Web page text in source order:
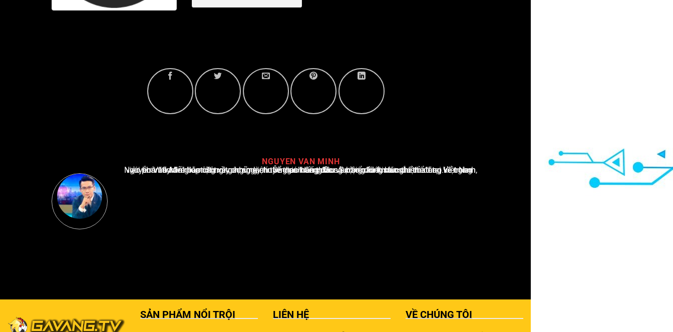
NGUYEN VAN MINH
Nguyễn Văn Minh là một trong những chuyên gia hàng đầu về báo cáo tin tức thể thao tại Việt Nam, với hơn 10 năm hoạt động trong ngành. Ông có kiến thức sâu rộng và kinh nghiệm đáng kể trong việc phân tích và báo cáo về các sự kiện thể thao hàng đầu. Sự hiểu biết sâu sắc của ông về ngành này đã giúp ông xây dựng uy tín và danh tiếng trong cộng đồng báo chí thể thao.
SẢN PHẨM NỔI TRỘI LIÊN HỆ VỀ CHÚNG TÔI